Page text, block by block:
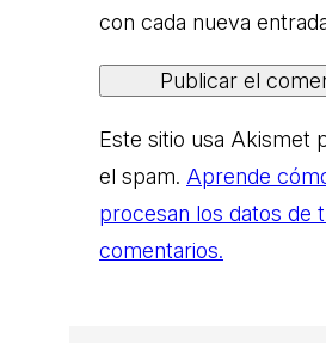
con cada nueva
Este sitio usa Akismet
el spam. Aprende
procesan los datos de
comentarios.